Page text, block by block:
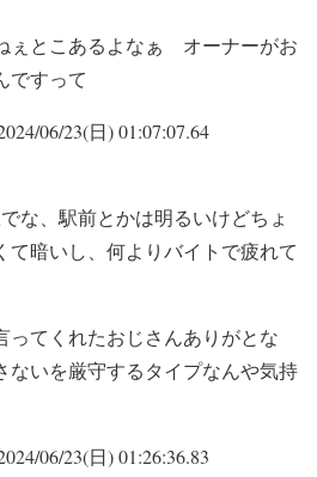
ぇとこあるよなぁ オーナーがお
ですって
06/23(日) 01:07:07.64
な、駅前とかは明るいけどちょ
て暗いし、何よりバイトで疲れて
ってくれたおじさんありがとな
ないを厳守するタイプなんや気持
06/23(日) 01:26:36.83